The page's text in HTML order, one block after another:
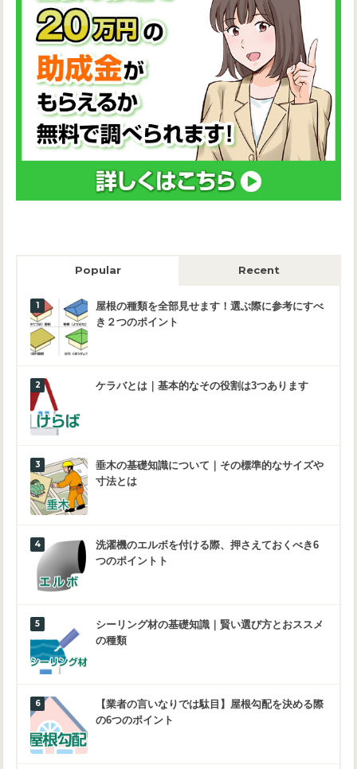
Popular Recent
屋根の種類を全部見せます！選ぶ際に参考にすべ
き２つのポイント
ケラバとは｜基本的なその役割は3つあります
垂木の基礎知識について｜その標準的なサイズや
寸法とは
洗濯機のエルボを付ける際、押さえておくべき6
つのポイントト
シーリング材の基礎知識｜賢い選び方とおススメ
の種類
【業者の言いなりでは駄目】屋根勾配を決める際
の6つのポイント